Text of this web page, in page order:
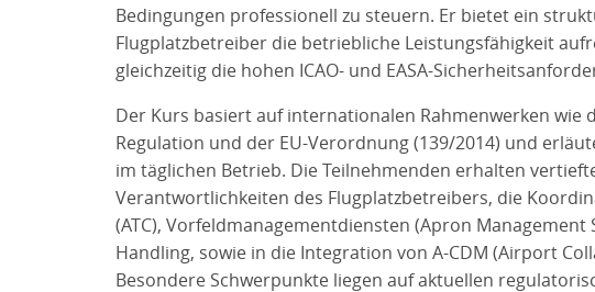
Bedingungen professionell zu steuern. Er bietet ein
Flugplatzbetreiber die betriebliche Leistungsfähigkeit
gleichzeitig die hohen ICAO- und EASA-
Der Kurs basiert auf internationalen Rahmenwerken wie
Regulation und der EU-Verordnung (139/2014) und
im täglichen Betrieb. Die Teilnehmenden erhalten
Verantwortlichkeiten des Flugplatzbetreibers, die
(ATC), Vorfeldmanagementdiensten (Apron Management
Handling, sowie in die Integration von A-CDM (Airport
Besondere Schwerpunkte liegen auf aktuellen